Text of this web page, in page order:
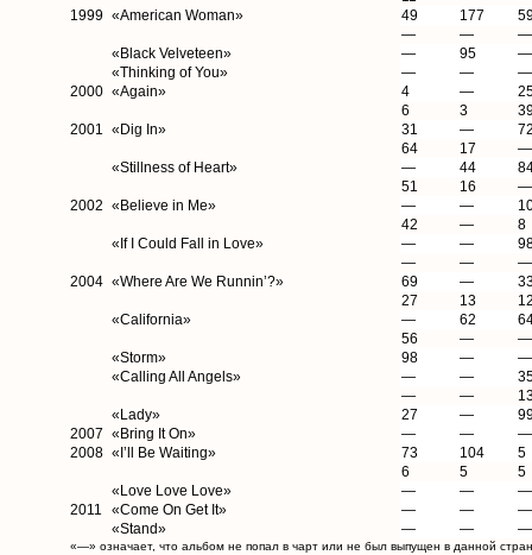
1999 «American Woman» 49 177
—
—
—
«Black Velveteen»
— 95
—
«Thinking of You»
— —
—
2000 «Again» 4 —
6
3
2001 «Dig In» 31 —
64
17
—
«Stillness of Heart»
— 44
51
16
—
2002 «Believe in Me» — —
42
—
8
«If I Could Fall in Love»
— —
—
—
—
2004 «Where Are We Runnin’?» 69 —
27
13
«California»
— 62
56
—
—
«Storm»
98 —
—
«Calling All Angels»
— —
—
—
«Lady»
27 —
2007 «Bring It On» — —
—
2008 «I’ll Be Waiting» 73 104
5
6
5
5
«Love Love Love»
— —
—
2011
«Come On Get It» — —
—
«Stand»
— — —
«—» означает, что альбом не попал в чарт или не был выпущен в данной